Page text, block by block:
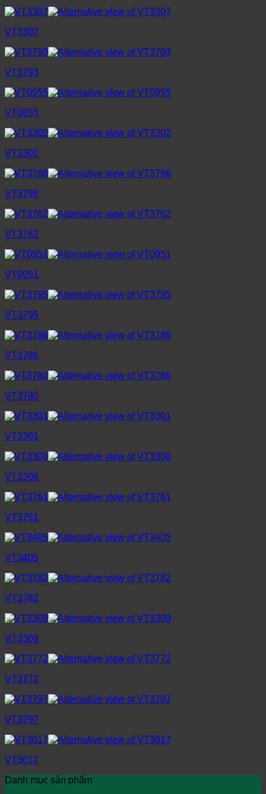
VT3307
VT3793
VT0955
VT3302
VT3796
VT3762
VT0951
VT3795
VT3786
VT3780
VT3301
VT3308
VT3761
VT3405
VT3782
VT3309
VT3772
VT3797
VT3017
Danh mục sản phẩm